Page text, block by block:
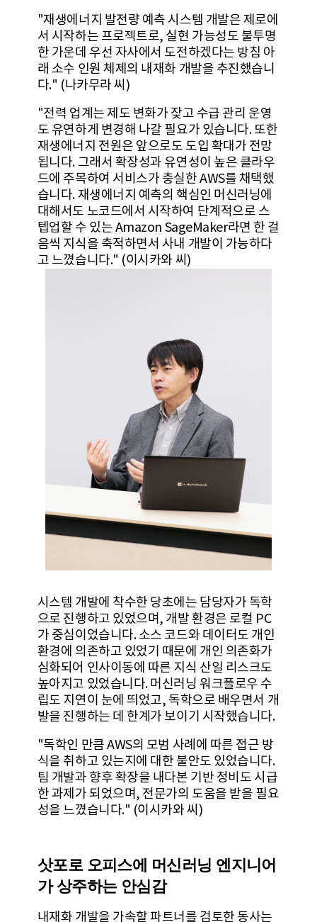
"재생에너지 발전량 예측 시스템 개발은 제로에
서 시작하는 프로젝트로, 실현 가능성도 불투명
한 가운데 우선 자사에서 도전하겠다는 방침 아
래 소수 인원 체제의 내재화 개발을 추진했습니
다." (나카무라 씨)
"전력 업계는 제도 변화가 잦고 수급 관리 운영
도 유연하게 변경해 나갈 필요가 있습니다. 또한
재생에너지 전원은 앞으로도 도입 확대가 전망
됩니다. 그래서 확장성과 유연성이 높은 클라우
드에 주목하여 서비스가 충실한 AWS를 채택했
습니다. 재생에너지 예측의 핵심인 머신러닝에
대해서도 노코드에서 시작하여 단계적으로 스
텝업할 수 있는 Amazon SageMaker라면 한 걸
음씩 지식을 축적하면서 사내 개발이 가능하다
고 느꼈습니다." (이시카와 씨)
시스템 개발에 착수한 당초에는 담당자가 독학
으로 진행하고 있었으며, 개발 환경은 로컬 PC
가 중심이었습니다. 소스 코드와 데이터도 개인
환경에 의존하고 있었기 때문에 개인 의존화가
심화되어 인사이동에 따른 지식 산일 리스크도
높아지고 있었습니다. 머신러닝 워크플로우 수
립도 지연이 눈에 띄었고, 독학으로 배우면서 개
발을 진행하는 데 한계가 보이기 시작했습니다.
"독학인 만큼 AWS의 모범 사례에 따른 접근 방
식을 취하고 있는지에 대한 불안도 있었습니다.
팀 개발과 향후 확장을 내다본 기반 정비도 시급
한 과제가 되었으며, 전문가의 도움을 받을 필요
성을 느꼈습니다." (이시카와 씨)
삿포로 오피스에 머신러닝 엔지니어
가 상주하는 안심감
내재화 개발을 가속할 파트너를 검토한 동사는